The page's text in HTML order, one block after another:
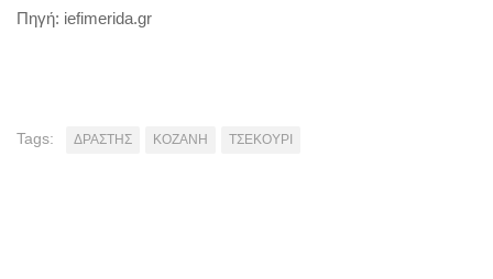
Πηγή: iefimerida.gr
Tags: ΔΡΑΣΤΗΣ ΚΟΖΑΝΗ ΤΣΕΚΟΥΡΙ